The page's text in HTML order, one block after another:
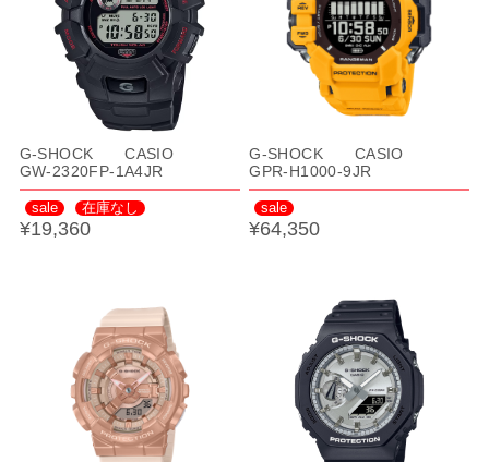
G-SHOCK CASIO
GW-2320FP-1A4JR
sale 在庫なし
¥19,360
G-SHOCK CASIO
GPR-H1000-9JR
sale
¥64,350